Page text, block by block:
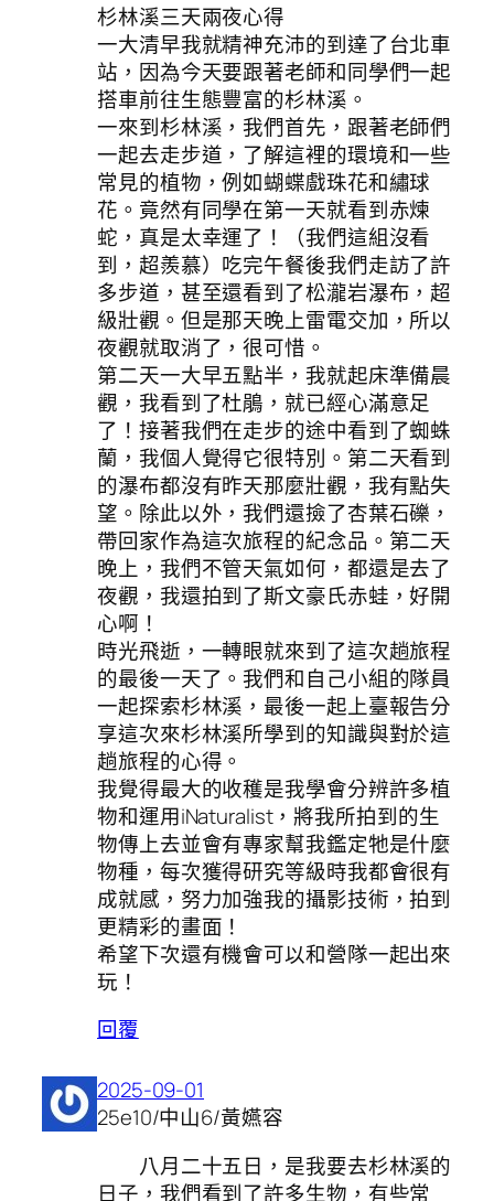
杉林溪三天兩夜心得
一大清早我就精神充沛的到達了台北車
站，因為今天要跟著老師和同學們一起
搭車前往生態豐富的杉林溪。
一來到杉林溪，我們首先，跟著老師們
一起去走步道，了解這裡的環境和一些
常見的植物，例如蝴蝶戲珠花和繡球
花。竟然有同學在第一天就看到赤煉
蛇，真是太幸運了！（我們這組沒看
到，超羨慕）吃完午餐後我們走訪了許
多步道，甚至還看到了松瀧岩瀑布，超
級壯觀。但是那天晚上雷電交加，所以
夜觀就取消了，很可惜。
第二天一大早五點半，我就起床準備晨
觀，我看到了杜鵑，就已經心滿意足
了！接著我們在走步的途中看到了蜘蛛
蘭，我個人覺得它很特別。第二天看到
的瀑布都沒有昨天那麼壯觀，我有點失
望。除此以外，我們還撿了杏葉石礫，
帶回家作為這次旅程的紀念品。第二天
晚上，我們不管天氣如何，都還是去了
夜觀，我還拍到了斯文豪氏赤蛙，好開
心啊！
時光飛逝，一轉眼就來到了這次趟旅程
的最後一天了。我們和自己小組的隊員
一起探索杉林溪，最後一起上臺報告分
享這次來杉林溪所學到的知識與對於這
趟旅程的心得。
我覺得最大的收穫是我學會分辨許多植
物和運用iNaturalist，將我所拍到的生
物傳上去並會有專家幫我鑑定牠是什麼
物種，每次獲得研究等級時我都會很有
成就感，努力加強我的攝影技術，拍到
更精彩的畫面！
希望下次還有機會可以和營隊一起出來
玩！
回覆
2025-09-01
25e10/中山6/黃嬿容
八月二十五日，是我要去杉林溪的
日子，我們看到了許多生物，有些常